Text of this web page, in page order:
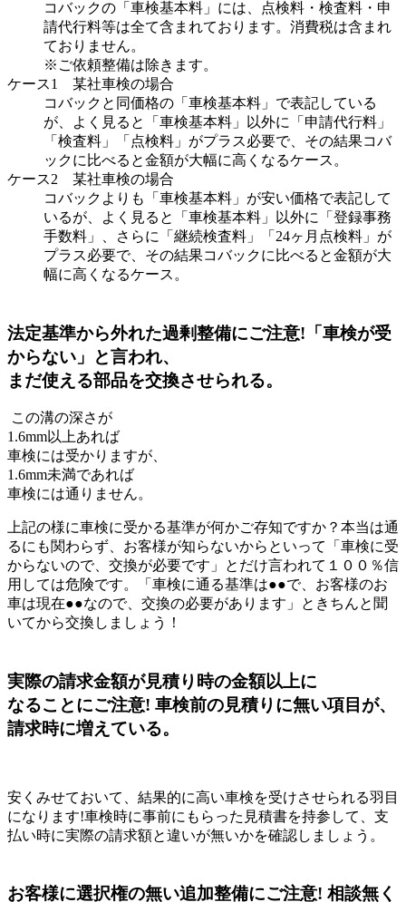
コバックの「車検基本料」には、点検料・検査料・申
請代行料等は全て含まれております。消費税は含まれ
ておりません。
※ご依頼整備は除きます。
ケース1 某社車検の場合
コバックと同価格の「車検基本料」で表記している
が、よく見ると「車検基本料」以外に「申請代行料」
「検査料」「点検料」がプラス必要で、その結果コバ
ックに比べると金額が大幅に高くなるケース。
ケース2 某社車検の場合
コバックよりも「車検基本料」が安い価格で表記して
いるが、よく見ると「車検基本料」以外に「登録事務
手数料」、さらに「継続検査料」「24ヶ月点検料」が
プラス必要で、その結果コバックに比べると金額が大
幅に高くなるケース。
法定基準から外れた過剰整備にご注意! 「車検が受
からない」と言われ、
まだ使える部品を交換させられる。
この溝の深さが
1.6mm以上あれば
車検には受かりますが、
1.6mm未満であれば
車検には通りません。
上記の様に車検に受かる基準が何かご存知ですか？本当は通
るにも関わらず、お客様が知らないからといって「車検に受
からないので、交換が必要です」とだけ言われて１００％信
用しては危険です。「車検に通る基準は●●で、お客様のお
車は現在●●なので、交換の必要があります」ときちんと聞
いてから交換しましょう！
実際の請求金額が見積り時の金額以上に
なることにご注意! 車検前の見積りに無い項目が、
請求時に増えている。
安くみせておいて、結果的に高い車検を受けさせられる羽目
になります!車検時に事前にもらった見積書を持参して、支
払い時に実際の請求額と違いが無いかを確認しましょう。
お客様に選択権の無い追加整備にご注意! 相談無く